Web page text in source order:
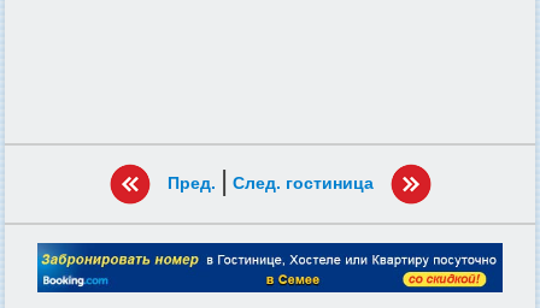
Пред. | След. гостиница